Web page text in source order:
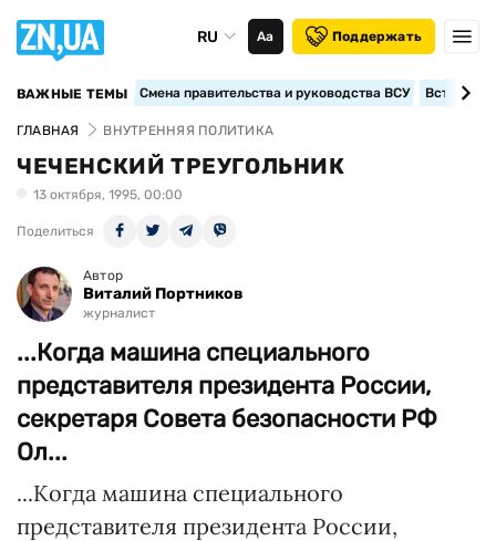
RU Аа Поддержать
ВАЖНЫЕ ТЕМЫ Смена правительства и руководства ВСУ
ГЛАВНАЯ ВНУТРЕННЯЯ ПОЛИТИКА
ЧЕЧЕНСКИЙ ТРЕУГОЛЬНИК
13 октября, 1995, 00:00
Поделиться
Автор
Виталий Портников
журналист
...Когда машина специального
представителя президента России,
секретаря Совета безопасности РФ
Ол...
...Когда машина специального
представителя президента России,